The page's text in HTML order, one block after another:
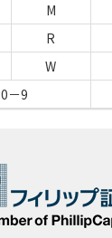
M
R
W
0－9